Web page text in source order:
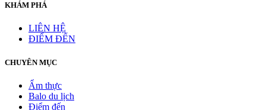
KHÁM PHÁ
LIÊN HỆ
ĐIỂM ĐẾN
CHUYÊN MỤC
Ẩm thực
Balo du lịch
Điểm đến